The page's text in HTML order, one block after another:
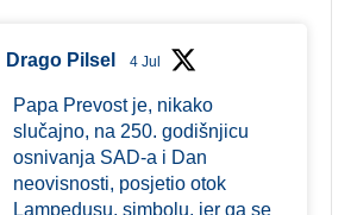
Drago Pilsel 4 Jul
Papa Prevost je, nikako
slučajno, na 250. godišnjicu
osnivanja SAD-a i Dan
neovisnosti, posjetio otok
Lampedusu, simbolu, jer ga se